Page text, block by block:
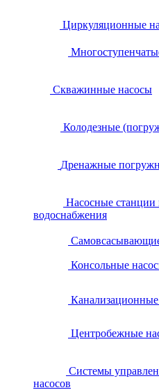
Циркуляционные
Скважинные насосы
Колодезные
Дренажные
Насосные станции
водоснабжения
Консольные
Центробежные
Системы
насосов